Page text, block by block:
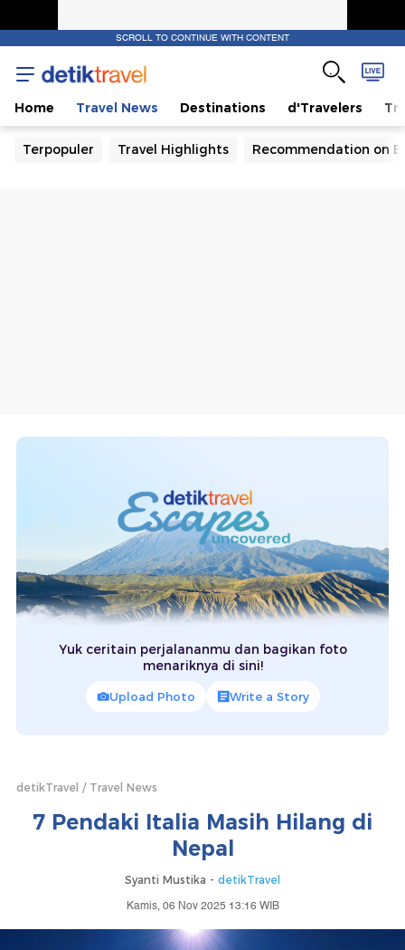
SCROLL TO CONTINUE WITH CONTENT
Home Travel News Destinations d'Travelers
Terpopuler Travel Highlights Recommendation on
Yuk ceritain perjalananmu dan bagikan foto
menariknya di sini!
Upload Photo Write a Story
detikTravel Travel News
7 Pendaki Italia Masih Hilang di
Nepal
Syanti Mustika - detikTravel
Kamis, 06 Nov 2025 13:16 WIB